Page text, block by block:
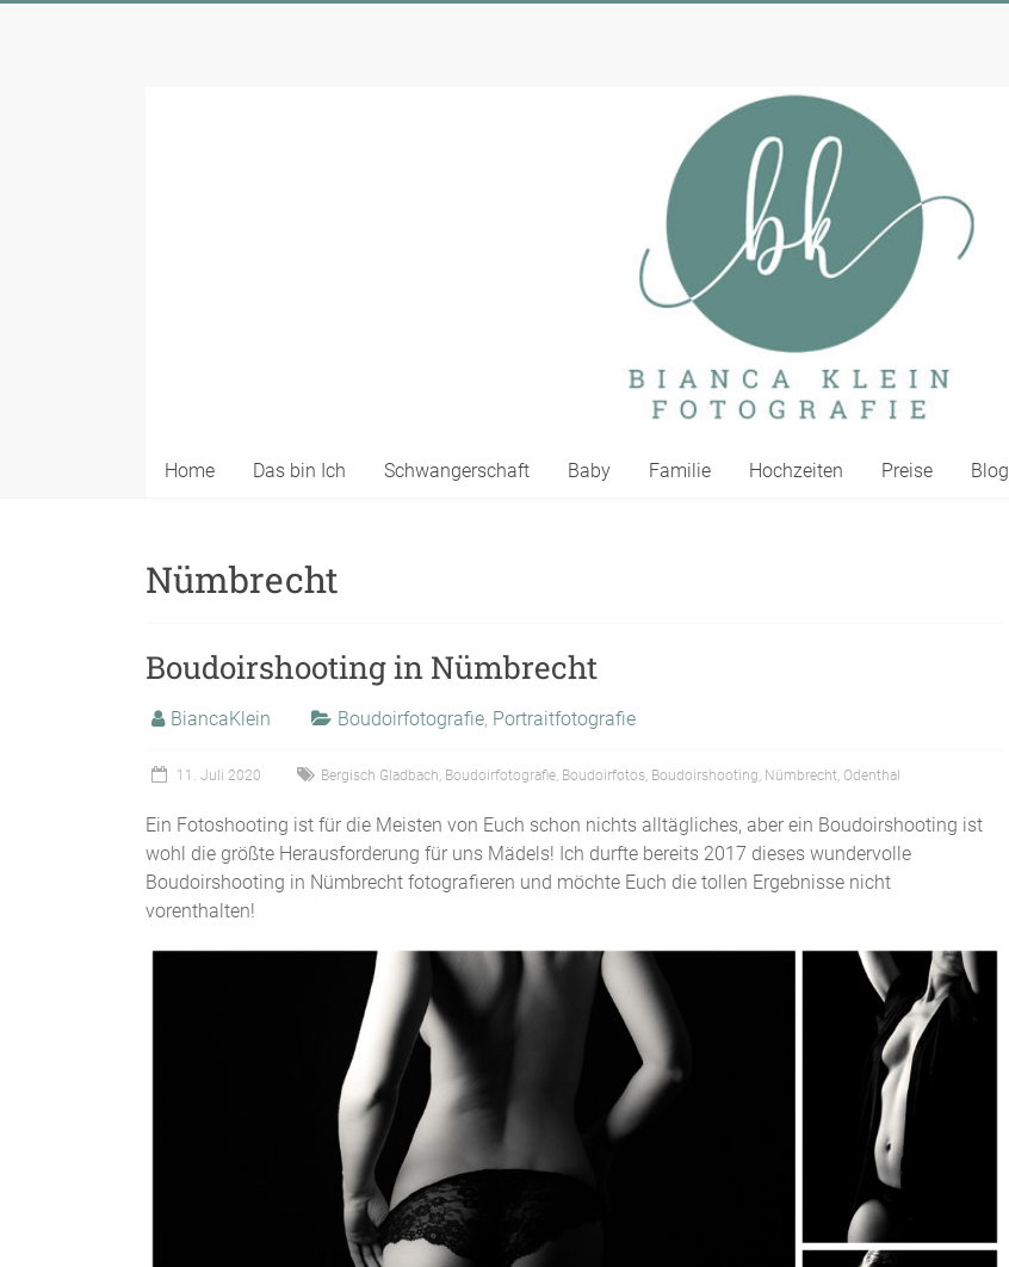
Home Das bin Ich Schwangerschaft Baby Familie Hochzeiten Preise Blog
Nümbrecht
Boudoirshooting in Nümbrecht
BiancaKlein Boudoirfotografie, Portraitfotografie
11. Juli 2020 Bergisch Gladbach, Boudoirfotografie, Boudoirfotos, Boudoirshooting, Nümbrecht, Odenthal
Ein Fotoshooting ist für die Meisten von Euch schon nichts alltägliches, aber ein Boudoirshooting ist
wohl die größte Herausforderung für uns Mädels! Ich durfte bereits 2017 dieses wundervolle
Boudoirshooting in Nümbrecht fotografieren und möchte Euch die tollen Ergebnisse nicht
vorenthalten!